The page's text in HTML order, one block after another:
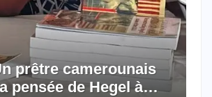
prêtre camerounais
pensée de Hegel à